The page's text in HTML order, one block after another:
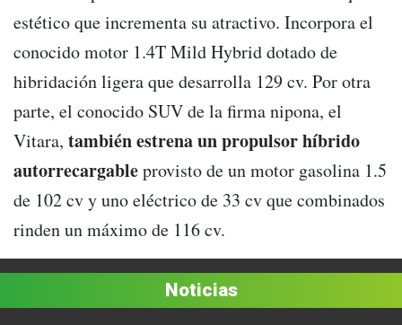
estético que incrementa su atractivo. Incorpora el
conocido motor 1.4T Mild Hybrid dotado de
hibridación ligera que desarrolla 129 cv. Por otra
parte, el conocido SUV de la firma nipona, el
Vitara, también estrena un propulsor híbrido
autorrecargableprovisto de un motor gasolina 1.5
de 102 cv y uno eléctrico de 33 cv que combinados
rinden un máximo de 116 cv.
Noticias